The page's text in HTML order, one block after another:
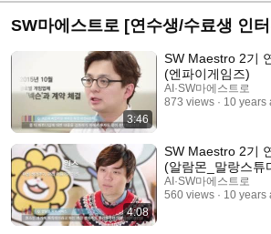
SW마에스트로 [연수생/수료생 인
3:46
SW Maestro 2기
(엔파이게임즈)
AI·SW마에스트로
873 views
10 years
4:08
SW Maestro 2기
(알람몬_말랑스튜
AI·SW마에스트로
560 views
10 years